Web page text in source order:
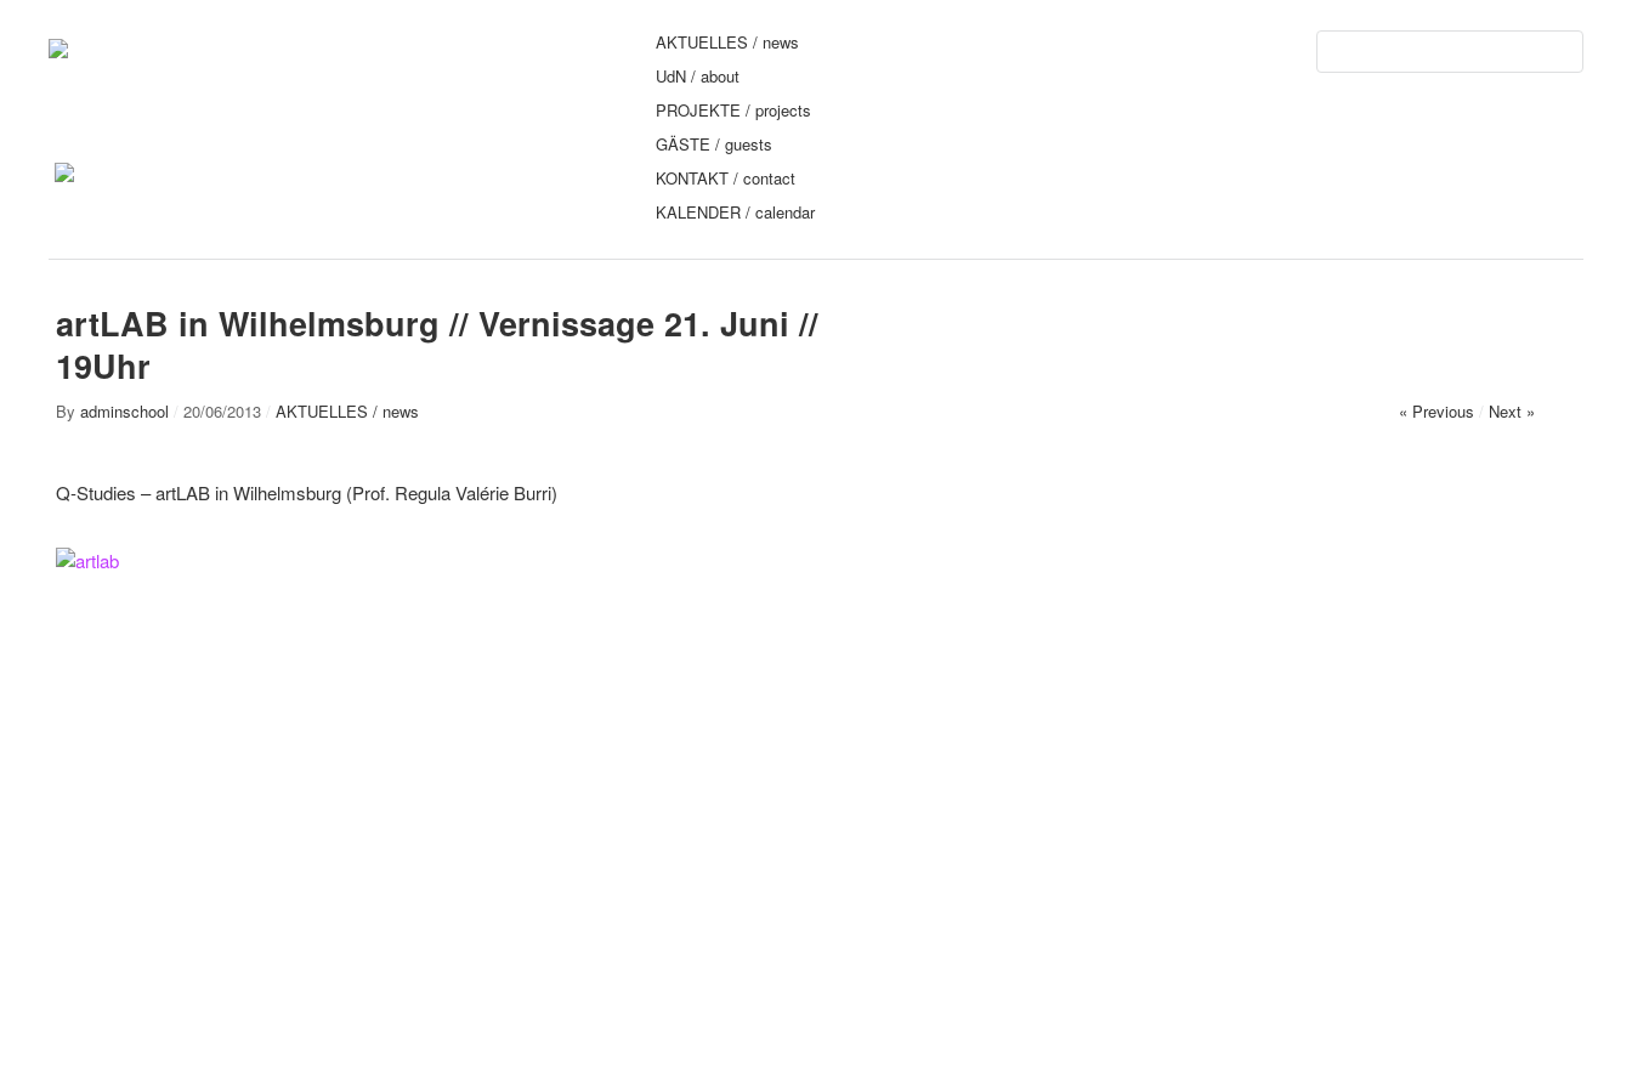
AKTUELLES / news
UdN / about
PROJEKTE / projects
GÄSTE / guests
KONTAKT / contact
KALENDER / calendar
artLAB in Wilhelmsburg // Vernissage 21. Juni //
19Uhr
« Previous / Next »
By adminschool / 20/06/2013 / AKTUELLES / news
Q-Studies – artLAB in Wilhelmsburg (Prof. Regula Valérie Burri)